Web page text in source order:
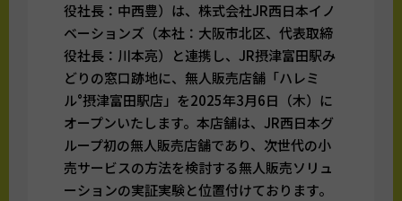
役社長：中西豊）は、株式会社JR西日本イノ
ベーションズ（本社：大阪市北区、代表取締
役社長：川本亮）と連携し、JR摂津富田駅み
どりの窓口跡地に、無人販売店舗「ハレミ
ル°摂津富田駅店」を2025年3月6日（木）に
オープンいたします。本店舗は、JR西日本グ
ループ初の無人販売店舗であり、次世代の小
売サービスの方法を検討する無人販売ソリュ
ーションの実証実験と位置付けております。